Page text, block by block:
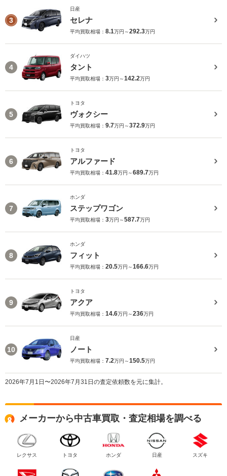
3
日産
セレナ
平均買取相場： 8.1万円～292.3万円
4
ダイハツ
タント
平均買取相場： 3万円～142.2万円
5
トヨタ
ヴォクシー
平均買取相場： 9.7万円～372.9万円
6
トヨタ
アルファード
平均買取相場： 41.8万円～689.7万円
7
ホンダ
ステップワゴン
平均買取相場： 3万円～587.7万円
8
ホンダ
フィット
平均買取相場： 20.5万円～166.6万円
9
トヨタ
アクア
平均買取相場： 14.6万円～236万円
10
日産
ノート
平均買取相場： 7.2万円～150.5万円
2026年7月1日〜2026年7月31日の査定依頼数を元に集計。
メーカーから中古車買取・査定相場を調べる
レクサス トヨタ ホンダ 日産 スズキ